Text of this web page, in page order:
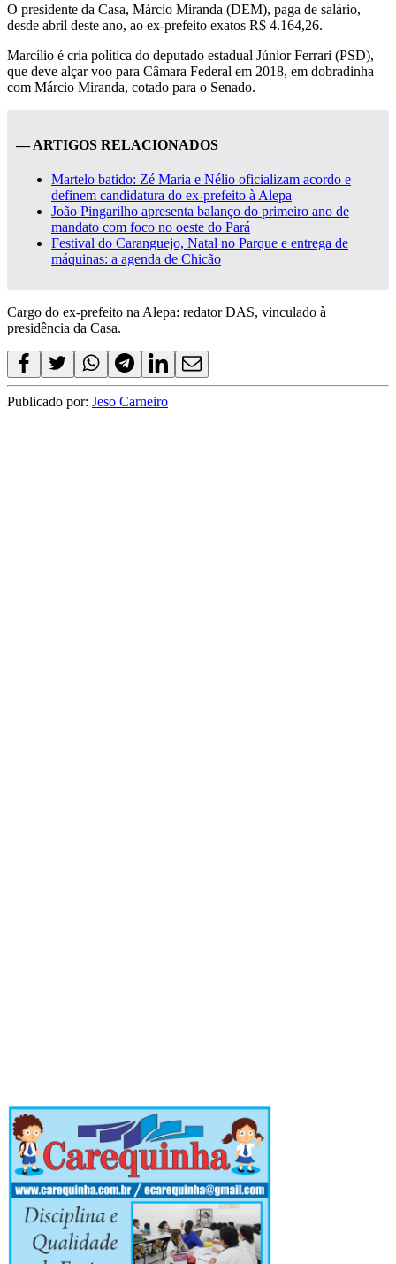
O presidente da Casa, Márcio Miranda (DEM), paga de salário,
desde abril deste ano, ao ex-prefeito exatos R$ 4.164,26.
Marcílio é cria política do deputado estadual Júnior Ferrari (PSD),
que deve alçar voo para Câmara Federal em 2018, em dobradinha
com Márcio Miranda, cotado para o Senado.
— ARTIGOS RELACIONADOS
Martelo batido: Zé Maria e Nélio oficializam acordo e
definem candidatura do ex-prefeito à Alepa
João Pingarilho apresenta balanço do primeiro ano de
mandato com foco no oeste do Pará
Festival do Caranguejo, Natal no Parque e entrega de
máquinas: a agenda de Chicão
Cargo do ex-prefeito na Alepa: redator DAS, vinculado à
presidência da Casa.
Publicado por: Jeso Carneiro